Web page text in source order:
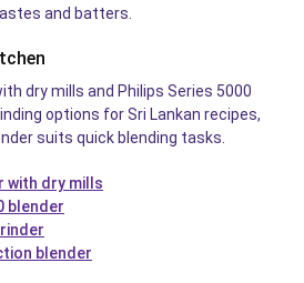
and batters.
dry mills and Philips Series 5000
options for Sri Lankan recipes,
suits quick blending tasks.
with dry mills
blender
blender